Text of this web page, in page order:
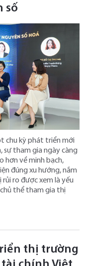
số
chu kỳ phát triển mới
tham gia ngày càng
hơn về minh bạch,
đúng xu hướng, nắm
ro được xem là yếu
thể tham gia thị
thị trường